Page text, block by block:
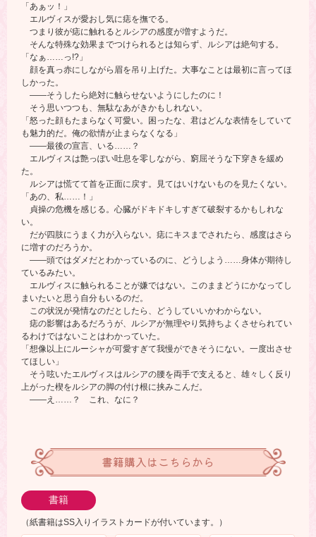
「あぁッ！」
エルヴィスが愛おし気に痣を撫でる。
つまり彼が痣に触れるとルシアの感度が増すようだ。
そんな特殊な効果までつけられるとは知らず、ルシアは絶句する。
「なぁ……っ!?」
顔を真っ赤にしながら眉を吊り上げた。大事なことは最初に言ってほ
しかった。
――そうしたら絶対に触らせないようにしたのに！
そう思いつつも、無駄なあがきかもしれない。
「怒った顔もたまらなく可愛い。困ったな、君はどんな表情をしていて
も魅力的だ。俺の欲情が止まらなくなる」
――最後の宣言、いる……？
エルヴィスは艶っぽい吐息を零しながら、窮屈そうな下穿きを緩め
た。
ルシアは慌てて首を正面に戻す。見てはいけないものを見たくない。
「あの、私……！」
貞操の危機を感じる。心臓がドキドキしすぎて破裂するかもしれな
い。
だが四肢にうまく力が入らない。痣にキスまでされたら、感度はさら
に増すのだろうか。
――頭ではダメだとわかっているのに、どうしよう……身体が期待し
ているみたい。
エルヴィスに触られることが嫌ではない。このままどうにかなってし
まいたいと思う自分もいるのだ。
この状況が発情なのだとしたら、どうしていいかわからない。
痣の影響はあるだろうが、ルシアが無理やり気持ちよくさせられてい
るわけではないことはわかっていた。
「想像以上にルーシャが可愛すぎて我慢ができそうにない。一度出させ
てほしい」
そう呟いたエルヴィスはルシアの腰を両手で支えると、雄々しく反り
上がった楔をルシアの脚の付け根に挟みこんだ。
――え……？ これ、なに？
書籍購入はこちらから
書籍
（紙書籍はSS入りイラストカードが付いています。）